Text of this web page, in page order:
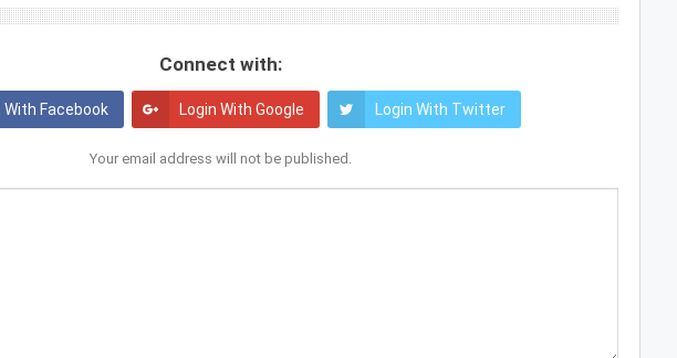
Connect with:
With Facebook Login With Google Login With Twitter
Your email address will not be published.